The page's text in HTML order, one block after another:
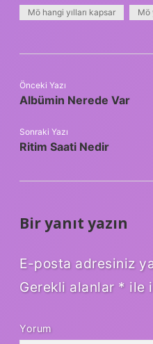
Mö hangi yılları kapsar Mö
Önceki Yazı
Albümin Nerede Var
Sonraki Yazı
Ritim Saati Nedir
Bir yanıt yazın
E-posta adresiniz
Gerekli alanlar * ile
Yorum